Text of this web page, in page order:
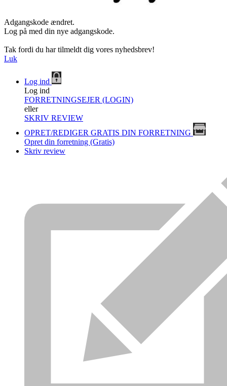
Adgangskode ændret.
Log på med din nye adgangskode.
Tak fordi du har tilmeldt dig vores nyhedsbrev!
Luk
Log ind
Log ind
FORRETNINGSEJER (LOGIN)
eller
SKRIV REVIEW
OPRET/REDIGER GRATIS DIN FORRETNING
Opret din forretning (Gratis)
Skriv review